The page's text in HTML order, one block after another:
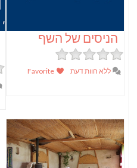
הניסים של השף
ללא חוות דעת